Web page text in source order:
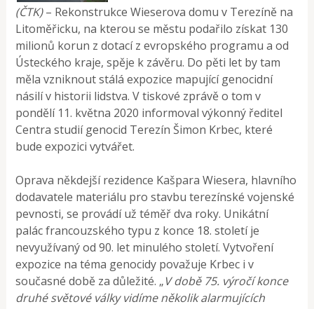
(ČTK)– Rekonstrukce Wieserova domu v Terezíně na
Litoměřicku, na kterou se městu podařilo získat 130
milionů korun z dotací z evropského programu a od
Ústeckého kraje, spěje k závěru. Do pěti let by tam
měla vzniknout stálá expozice mapující genocidní
násilí v historii lidstva. V tiskové zprávě o tom v
pondělí 11. května 2020 informoval výkonný ředitel
Centra studií genocid Terezín Šimon Krbec, které
bude expozici vytvářet.
Oprava někdejší rezidence Kašpara Wiesera, hlavního
dodavatele materiálu pro stavbu terezínské vojenské
pevnosti, se provádí už téměř dva roky. Unikátní
palác francouzského typu z konce 18. století je
nevyužívaný od 90. let minulého století. Vytvoření
expozice na téma genocidy považuje Krbec i v
současné době za důležité. „V době 75. výročí konce
druhé světové války vidíme několik alarmujících